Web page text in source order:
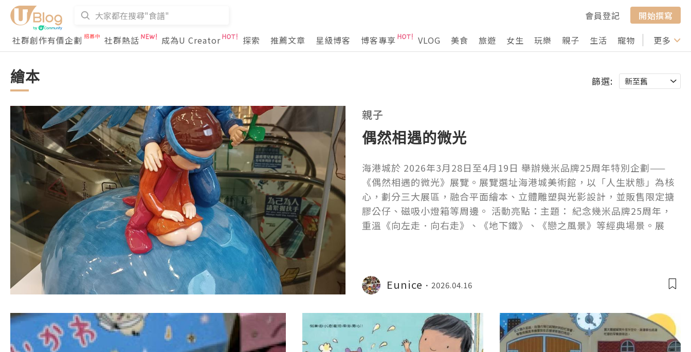
會員登記
開始撰寫
社群創作有價企劃
社群熱話 成為U Creator 探索 推薦文章 星級博客 博客專享 VLOG 美食 旅遊 女生 玩樂 親子 生活 寵物 行山 打卡
更多
繪本 篩選:
親子
偶然相遇的微光
海港城於 2026年3月28日至4月19日 舉辦幾米品牌25周年特別企劃——
《偶然相遇的微光》展覽。展覽選址海港城美術館，以「人生狀態」為核
心，劃分三大展區，融合平面繪本、立體雕塑與光影設計，並販售限定搪
膠公仔、磁吸小燈箱等周邊。 活動亮點：主題： 紀念幾米品牌25周年，
重溫《向左走．向右走》、《地下鐵》、《戀之風景》等經典場景。展
Eunice 2026.04.16